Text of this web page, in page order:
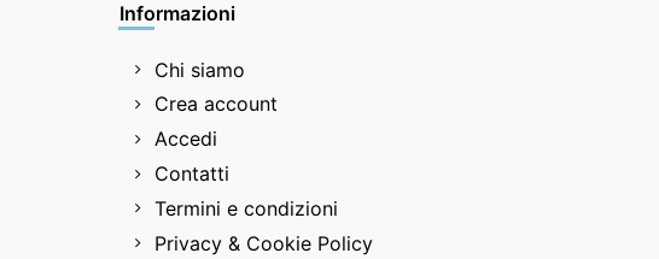
Informazioni
Chi siamo
Crea account
Accedi
Contatti
Termini e condizioni
Privacy & Cookie Policy